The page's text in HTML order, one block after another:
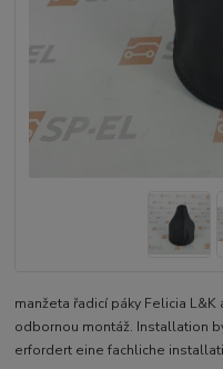
manžeta řadicí páky Felicia L&K
odbornou montáž. Installation
erfordert eine fachliche